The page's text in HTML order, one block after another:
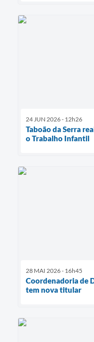
24 JUN 2026 - 12h26
Taboão da Serra
o Trabalho Infantil
28 MAI 2026 - 16h45
Coordenadoria de
tem nova titular